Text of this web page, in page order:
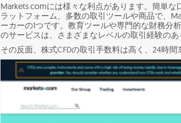
Markets.comには様々な利点があります。簡単
ラットフォーム、多数の取引ツールや商品で、
ーカーの1つです。教育ツールや専門的な財務分
のサービスは、さまざまなレベルの取引経験のあ
その反面、株式CFDの取引手数料は高く、24時間